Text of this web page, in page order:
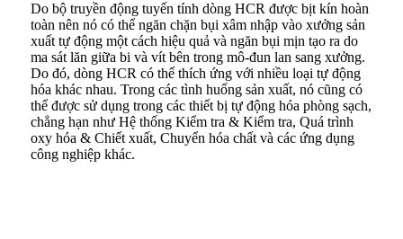
Do bộ truyền động tuyến tính dòng HCR được bịt kín hoàn
toàn nên nó có thể ngăn chặn bụi xâm nhập vào xưởng sản
xuất tự động một cách hiệu quả và ngăn bụi mịn tạo ra do
ma sát lăn giữa bi và vít bên trong mô-đun lan sang xưởng.
Do đó, dòng HCR có thể thích ứng với nhiều loại tự động
hóa khác nhau. Trong các tình huống sản xuất, nó cũng có
thể được sử dụng trong các thiết bị tự động hóa phòng sạch,
chẳng hạn như Hệ thống Kiểm tra & Kiểm tra, Quá trình
oxy hóa & Chiết xuất, Chuyển hóa chất và các ứng dụng
công nghiệp khác.